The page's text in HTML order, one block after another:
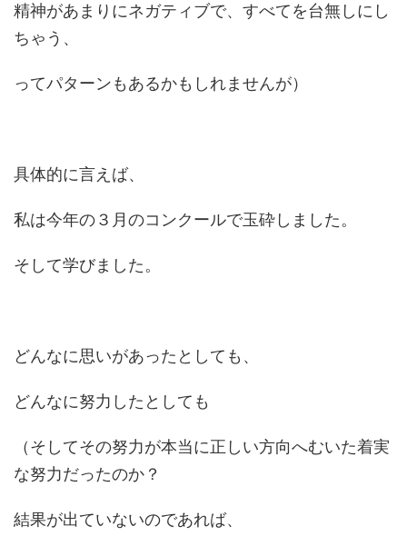
精神があまりにネガティブで、すべてを台無しにし
ちゃう、
ってパターンもあるかもしれませんが）
具体的に言えば、
私は今年の３月のコンクールで玉砕しました。
そして学びました。
どんなに思いがあったとしても、
どんなに努力したとしても
（そしてその努力が本当に正しい方向へむいた着実
な努力だったのか？
結果が出ていないのであれば、